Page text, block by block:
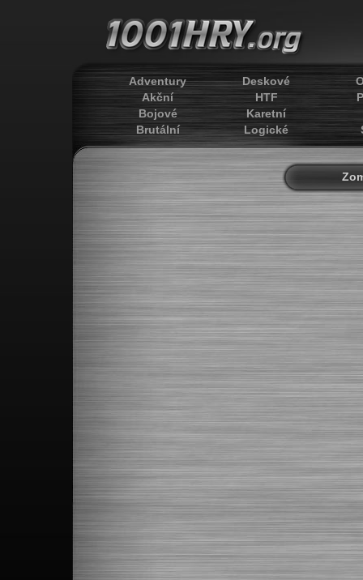
Adventury
Akční
Bojové
Brutální
Deskové
HTF
Karetní
Logické